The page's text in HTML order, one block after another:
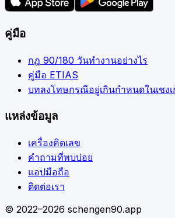
คู่มือ
กฎ 90/180 วันทำงานอย่างไร
คู่มือ ETIAS
บทลงโทษกรณีอยู่เกินกำหนดในเชง
แหล่งข้อมูล
เครื่องคิดเลข
คำถามที่พบบ่อย
แอปมือถือ
ติดต่อเรา
© 2022–2026 schengen90.app